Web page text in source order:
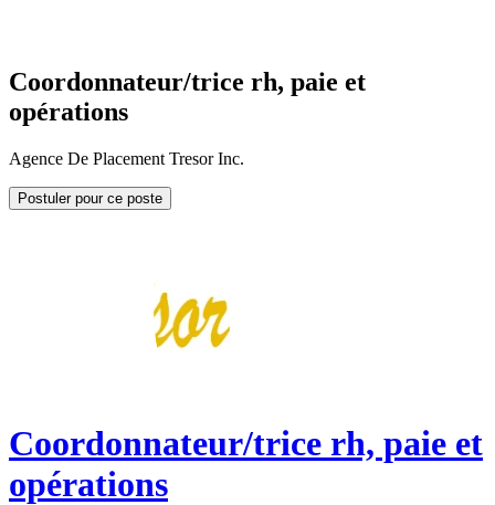
Coordonnateur/trice rh, paie et
opérations
Agence De Placement Tresor Inc.
Postuler pour ce poste
Coordonnateur/trice rh, paie et
opérations